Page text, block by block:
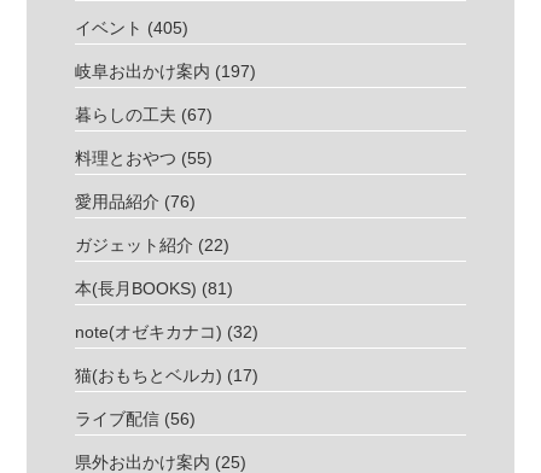
イベント (405)
岐阜お出かけ案内 (197)
暮らしの工夫 (67)
料理とおやつ (55)
愛用品紹介 (76)
ガジェット紹介 (22)
本(長月BOOKS) (81)
note(オゼキカナコ) (32)
猫(おもちとベルカ) (17)
ライブ配信 (56)
県外お出かけ案内 (25)